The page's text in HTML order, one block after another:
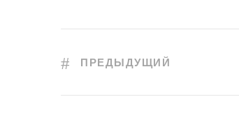
ПРЕДЫДУЩИЙ